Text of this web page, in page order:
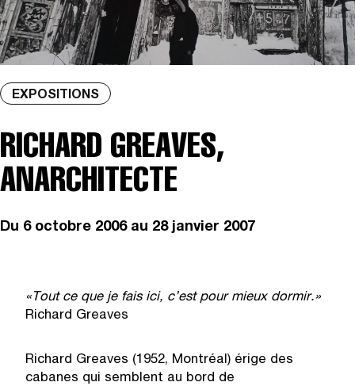
EXPOSITIONS
RICHARD GREAVES,
ANARCHITECTE
Du 6 octobre 2006 au 28 janvier 2007
«Tout ce que je fais ici, c’est pour mieux dormir.»
Richard Greaves
Richard Greaves (1952, Montréal) érige des
cabanes qui semblent au bord de